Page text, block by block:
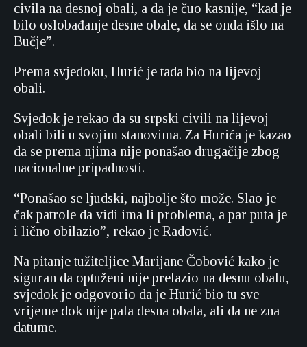
civila na desnoj obali, a da je čuo kasnije, “kad je
bilo oslobađanje desne obale, da se onda išlo na
Bučje”.
Prema svjedoku, Hurić je tada bio na lijevoj
obali.
Svjedok je rekao da su srpski civili na lijevoj
obali bili u svojim stanovima. Za Hurića je kazao
da se prema njima nije ponašao drugačije zbog
nacionalne pripadnosti.
“Ponašao se ljudski, najbolje što može. Slao je
čak patrole da vidi ima li problema, a par puta je
i lično obilazio”, rekao je Radović.
Na pitanje tužiteljice Marijane Čobović kako je
siguran da optuženi nije prelazio na desnu obalu,
svjedok je odgovorio da je Hurić bio tu sve
vrijeme dok nije pala desna obala, ali da ne zna
datume.